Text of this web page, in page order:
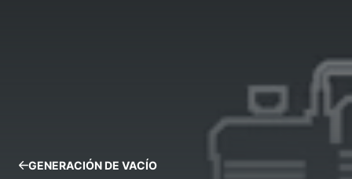
GENERACIÓN DE VACÍO